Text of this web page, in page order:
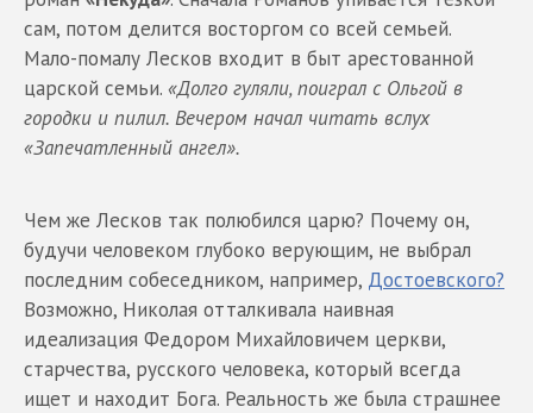
сам, потом делится восторгом со всей семьей.
Мало-помалу Лесков входит в быт арестованной
царской семьи. «Долго гуляли, поиграл с Ольгой в
городки и пилил. Вечером начал читать вслух
«Запечатленный ангел».
Чем же Лесков так полюбился царю? Почему он,
будучи человеком глубоко верующим, не выбрал
последним собеседником, например, Достоевского?
Возможно, Николая отталкивала наивная
идеализация Федором Михайловичем церкви,
старчества, русского человека, который всегда
ищет и находит Бога. Реальность же была страшнее